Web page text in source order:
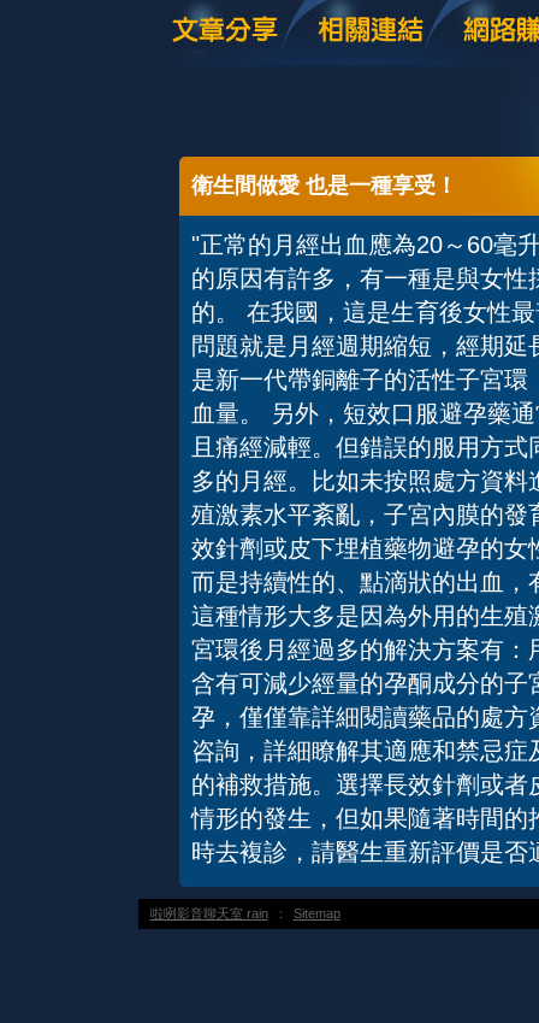
衛生間做愛 也是一種享受！
"正常的月經出血應為20～60毫
的原因有許多，有一種是與女
的。 在我國，這是生育後女性
問題就是月經週期縮短，經期
是新一代帶銅離子的活性子宮
血量。 另外，短效口服避孕藥
且痛經減輕。但錯誤的服用方
多的月經。比如未按照處方資
殖激素水平紊亂，子宮內膜的
效針劑或皮下埋植藥物避孕的
而是持續性的、點滴狀的出血
這種情形大多是因為外用的生
宮環後月經過多的解決方案有
含有可減少經量的孕酮成分的
孕，僅僅靠詳細閱讀藥品的處
咨詢，詳細瞭解其適應和禁忌
的補救措施。選擇長效針劑或
情形的發生，但如果隨著時間
時去複診，請醫生重新評價是否
啦咧影音聊天室 rain ： Sitemap